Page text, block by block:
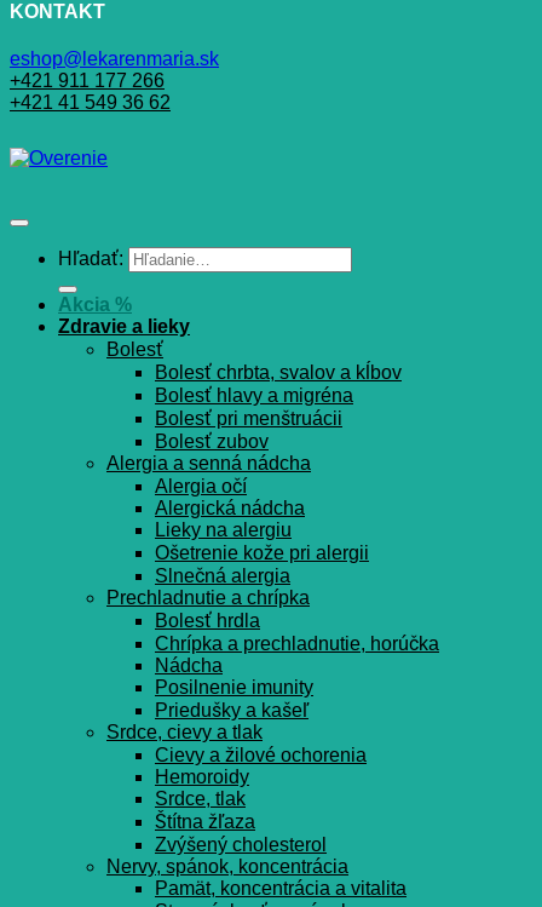
KONTAKT
eshop@lekarenmaria.sk
+421 911 177 266
+421 41 549 36 62
Hľadať:
Akcia %
Zdravie a lieky
Bolesť
Bolesť chrbta, svalov a kĺbov
Bolesť hlavy a migréna
Bolesť pri menštruácii
Bolesť zubov
Alergia a senná nádcha
Alergia očí
Alergická nádcha
Lieky na alergiu
Ošetrenie kože pri alergii
Slnečná alergia
Prechladnutie a chrípka
Bolesť hrdla
Chrípka a prechladnutie, horúčka
Nádcha
Posilnenie imunity
Priedušky a kašeľ
Srdce, cievy a tlak
Cievy a žilové ochorenia
Hemoroidy
Srdce, tlak
Štítna žľaza
Zvýšený cholesterol
Nervy, spánok, koncentrácia
Pamät, koncentrácia a vitalita